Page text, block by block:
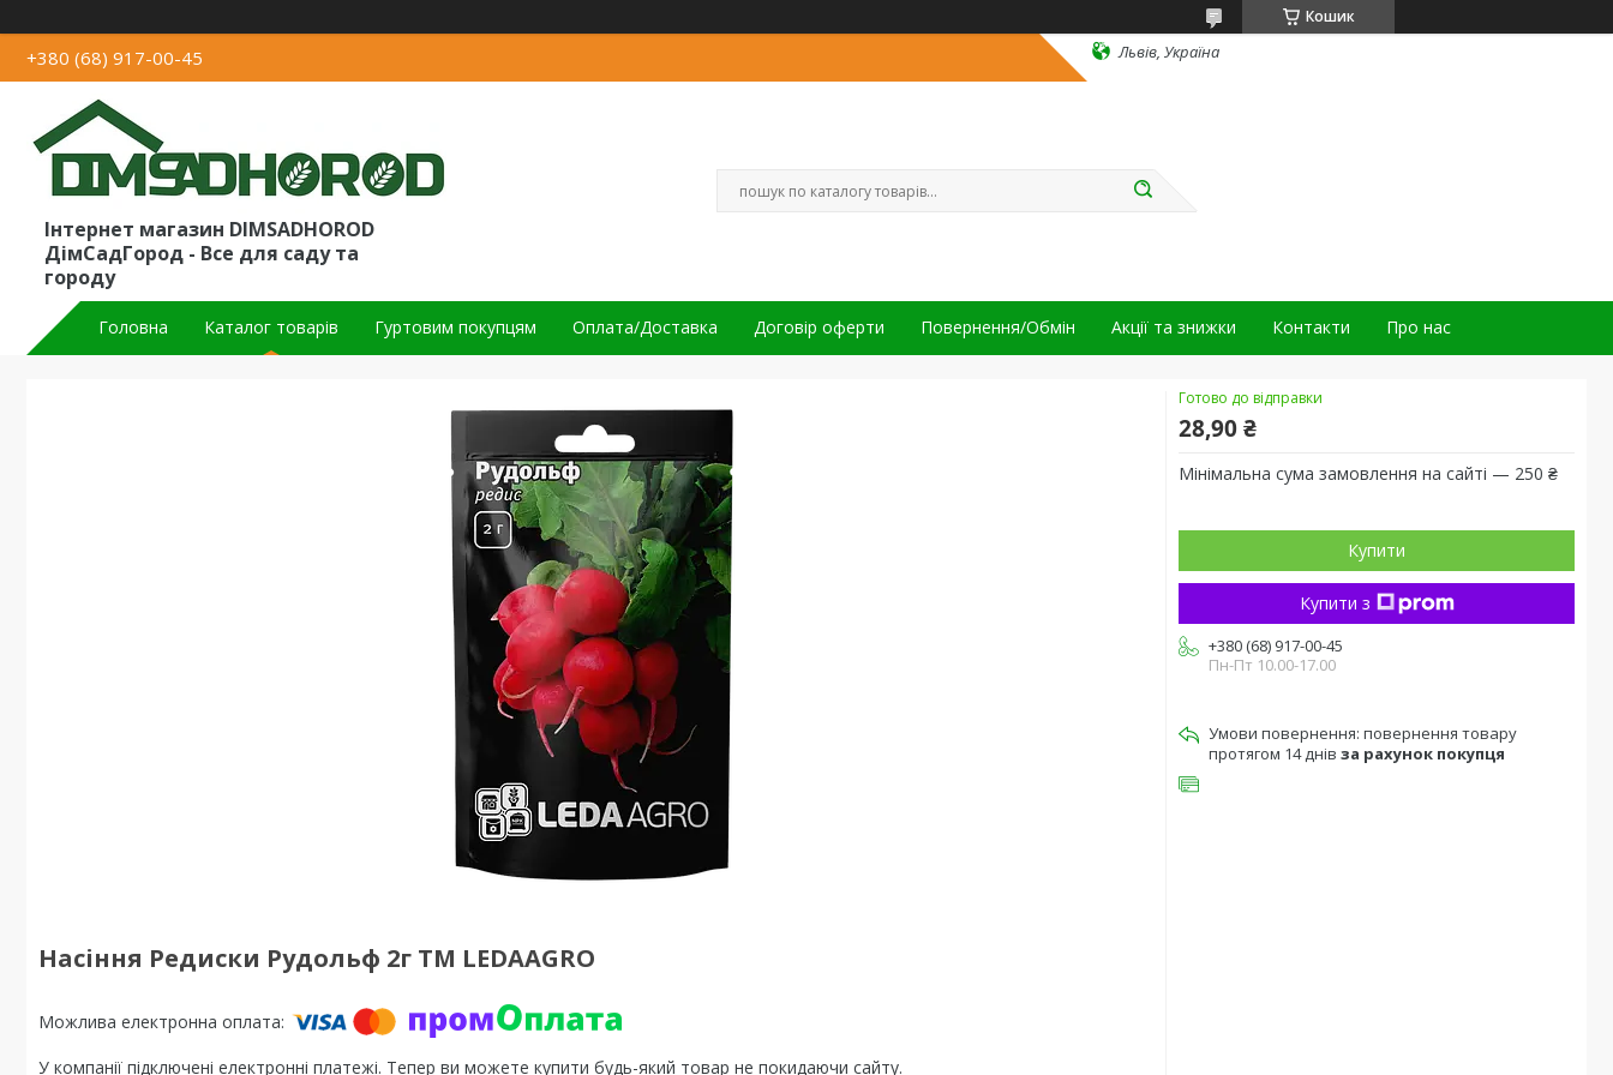
Кошик
+380 (68) 917-00-45 Львів, Україна
Інтернет магазин DIMSADHOROD
ДімСадГород - Все для саду та
городу
Головна Каталог товарів Гуртовим покупцям Оплата/Доставка Договір оферти Повернення/Обмін Акції та знижки Контакти Про нас
Насіння Редиски Рудольф 2г ТМ LEDAAGRO
У компанії підключені електронні платежі. Тепер ви можете купити будь-який товар не покидаючи сайту.
Готово до відправки
28,90 ₴
Мінімальна сума замовлення на сайті — 250 ₴
Купити
Купити з
+380 (68) 917-00-45
Пн-Пт 10.00-17.00
повернення товару
протягом 14 днів за рахунок покупця